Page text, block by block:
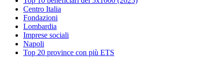
Centro Italia
Fondazioni
Lombardia
Imprese sociali
Napoli
Top 20 province con più ETS